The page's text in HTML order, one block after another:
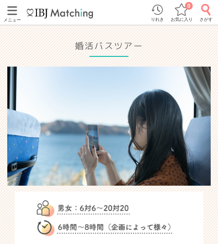
メニュー りれき お気に入り
0
さがす
婚活バスツアー